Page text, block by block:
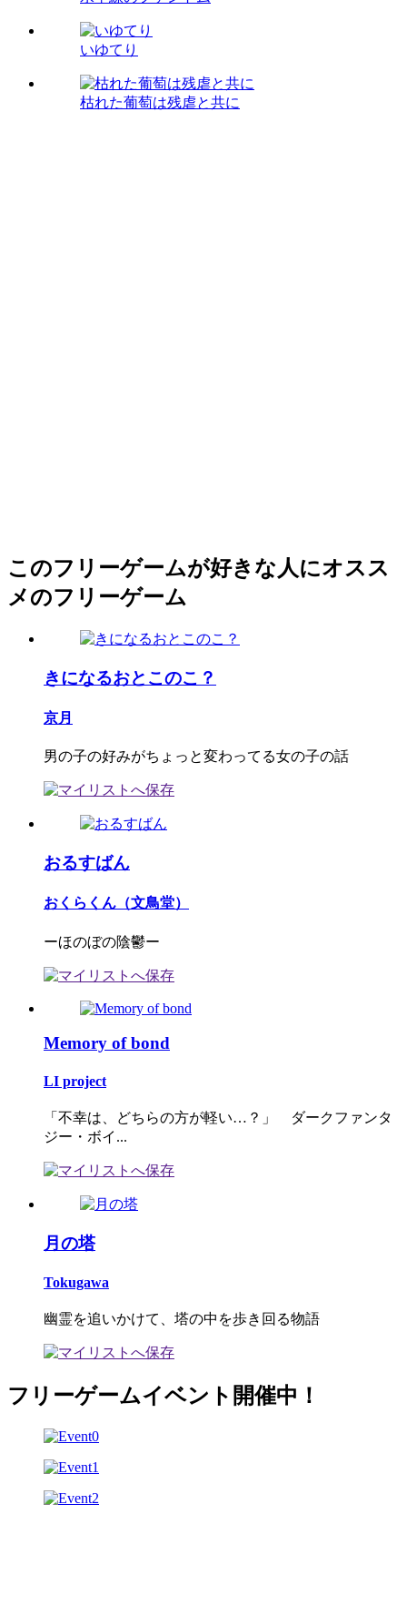
いゆてり
枯れた葡萄は残虐と共に
このフリーゲームが好きな人にオスス
メのフリーゲーム
きになるおとこのこ？
京月
男の子の好みがちょっと変わってる女の子の話
おるすばん
おくらくん（文鳥堂）
ーほのぼの陰鬱ー
Memory of bond
LI project
「不幸は、どちらの方が軽い…？」 ダークファンタ
ジー・ボイ...
月の塔
Tokugawa
幽霊を追いかけて、塔の中を歩き回る物語
フリーゲームイベント開催中！